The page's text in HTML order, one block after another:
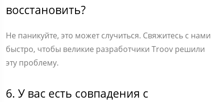
восстановить?
Не паникуйте, это может случиться. Свяжитесь с нами
быстро, чтобы великие разработчики Troov решили
эту проблему.
6. У вас есть совпадения с